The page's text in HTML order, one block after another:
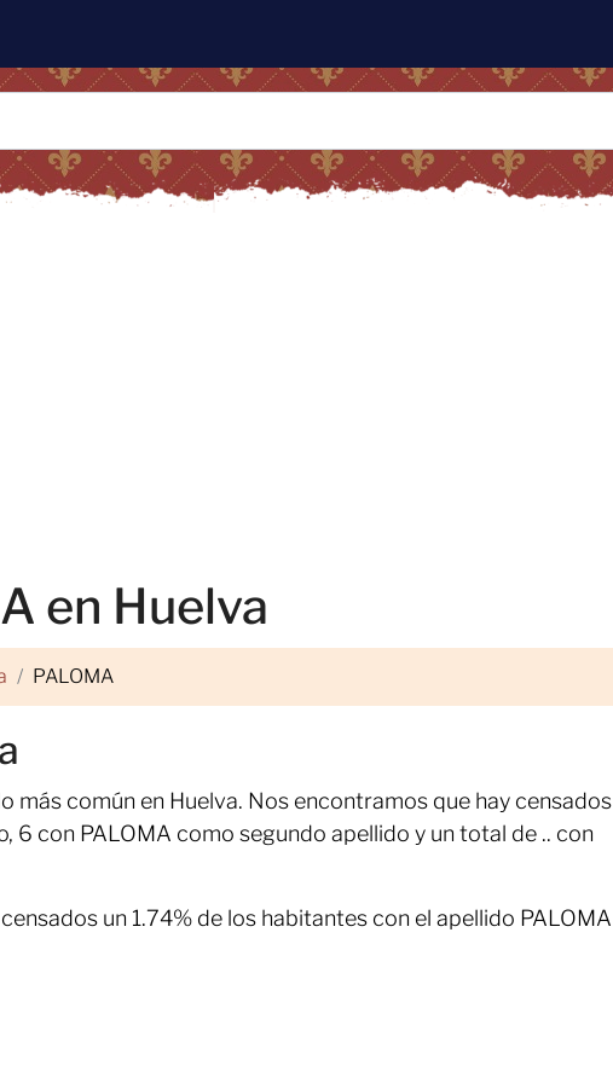
en Huelva
PALOMA
más común en Huelva. Nos encontramos que hay censados
6 con PALOMA como segundo apellido y un total de .. con
un 1.74% de los habitantes con el apellido PALOMA